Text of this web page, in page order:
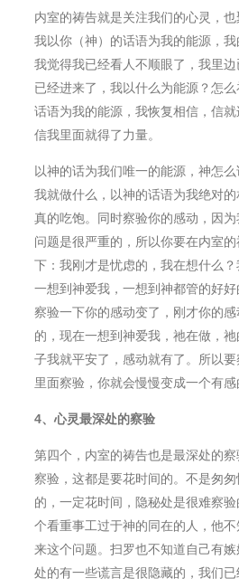
内室的祷告就是关注我们的心灵，
我以你（神）的话语为我的能源，我
我觉得我已经看人不顺眼了，我里
已经进来了，我以什么为能源？怎
话语为我的能源，我恢复相信，信
信我里面就得了力量。
以神的话为我们唯一的能源，神怎
我就做什么，以神的话语为我绝对
真的吃饱。同时察验你的感动，因
问题是很严重的，所以你要在内室
下：我刚才是忧虑的，我在想什么
一想到神爱我，一想到神都管的好
察验一下你的感动变了，刚才你的
的，现在一想到神爱我，祂在做，
子我就平安了，感动就有了。所以
里面察验，你就会慢慢变成一个有感
4、心灵最深处的察验
第四个，内室的祷告也是最深处的
察验，这都是要花时间的。不是匆
的，一定花时间，隐秘处是很难察
个看重事工过于神的同在的人，他
来这个问题。扫罗也不知道自己有
处的有一些谎言是很隐藏的，我们